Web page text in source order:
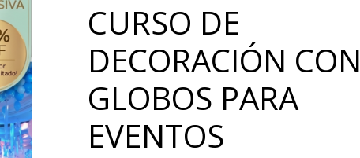
CURSO DE
DECORACIÓN CON
GLOBOS PARA
EVENTOS